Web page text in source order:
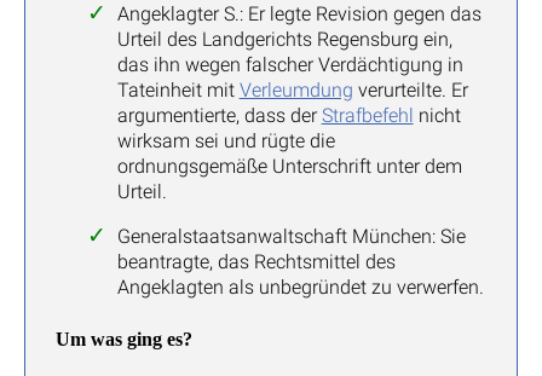
Angeklagter S.: Er legte Revision gegen das
Urteil des Landgerichts Regensburg ein,
das ihn wegen falscher Verdächtigung in
Tateinheit mit Verleumdung verurteilte. Er
argumentierte, dass der Strafbefehl nicht
wirksam sei und rügte die
ordnungsgemäße Unterschrift unter dem
Urteil.
Generalstaatsanwaltschaft München: Sie
beantragte, das Rechtsmittel des
Angeklagten als unbegründet zu verwerfen.
Um was ging es?